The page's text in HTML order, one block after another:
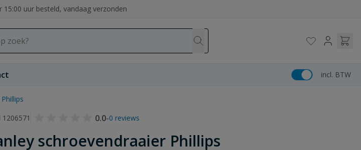
15:00 uur besteld, vandaag verzonden
incl. BTW
0.0-0 reviews
schroevendraaier Phillips